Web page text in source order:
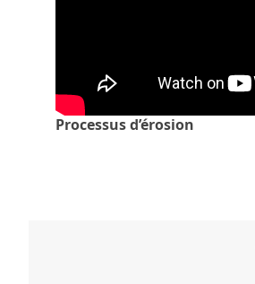
Processus d’érosion